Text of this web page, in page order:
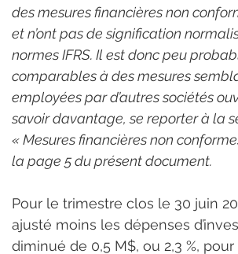
des mesures financières non
et n’ont pas de signification
normes IFRS. Il est donc peu
comparables à des mesures
employées par d’autres sociétés
savoir davantage, se reporter à la
« Mesures financières non
la page 5 du présent document.
Pour le trimestre clos le 30 juin
ajusté moins les dépenses
diminué de 0,5 M$, ou 2,3 %,